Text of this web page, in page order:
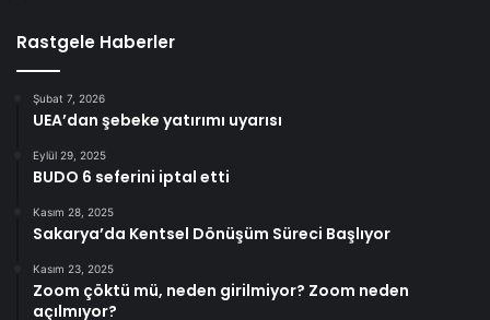
Rastgele Haberler
Şubat 7, 2026
UEA’dan şebeke yatırımı uyarısı
Eylül 29, 2025
BUDO 6 seferini iptal etti
Kasım 28, 2025
Sakarya’da Kentsel Dönüşüm Süreci Başlıyor
Kasım 23, 2025
Zoom çöktü mü, neden girilmiyor? Zoom neden
açılmıyor?